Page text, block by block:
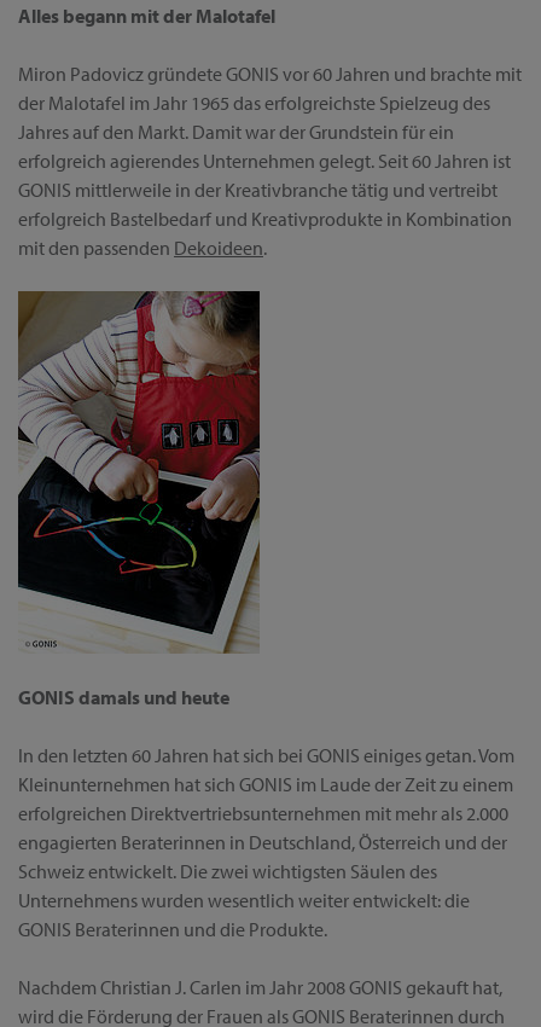
Alles begann mit der Malotafel
Miron Padovicz gründete GONIS vor 60 Jahren und brachte mit
der Malotafel im Jahr 1965 das erfolgreichste Spielzeug des
Jahres auf den Markt. Damit war der Grundstein für ein
erfolgreich agierendes Unternehmen gelegt. Seit 60 Jahren ist
GONIS mittlerweile in der Kreativbranche tätig und vertreibt
erfolgreich Bastelbedarf und Kreativprodukte in Kombination
mit den passenden Dekoideen.
GONIS damals und heute
In den letzten 60 Jahren hat sich bei GONIS einiges getan. Vom
Kleinunternehmen hat sich GONIS im Laude der Zeit zu einem
erfolgreichen Direktvertriebsunternehmen mit mehr als 2.000
engagierten Beraterinnen in Deutschland, Österreich und der
Schweiz entwickelt. Die zwei wichtigsten Säulen des
Unternehmens wurden wesentlich weiter entwickelt: die
GONIS Beraterinnen und die Produkte.
Nachdem Christian J. Carlen im Jahr 2008 GONIS gekauft hat,
wird die Förderung der Frauen als GONIS Beraterinnen durch